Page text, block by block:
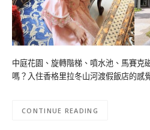
中庭花園、旋轉階梯、噴水池、馬賽克
嗎？入住香格里拉冬山河渡假飯店的感
CONTINUE READING